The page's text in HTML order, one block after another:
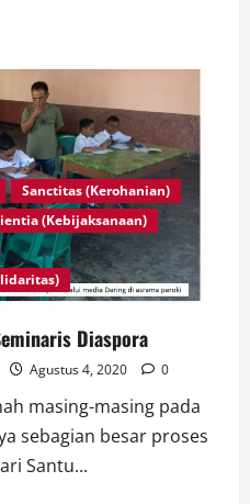
Sanctitas (Kerohanian)
(Kebijaksanaan)
Diaspora
Agustus 4, 2020 0
masing-masing pada
sebagian besar proses
Santu...